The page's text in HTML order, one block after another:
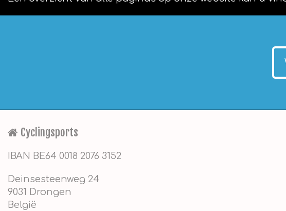
Cyclingsports
IBAN BE64 0018 2076 3152
Deinsesteenweg 24
9031 Drongen
België